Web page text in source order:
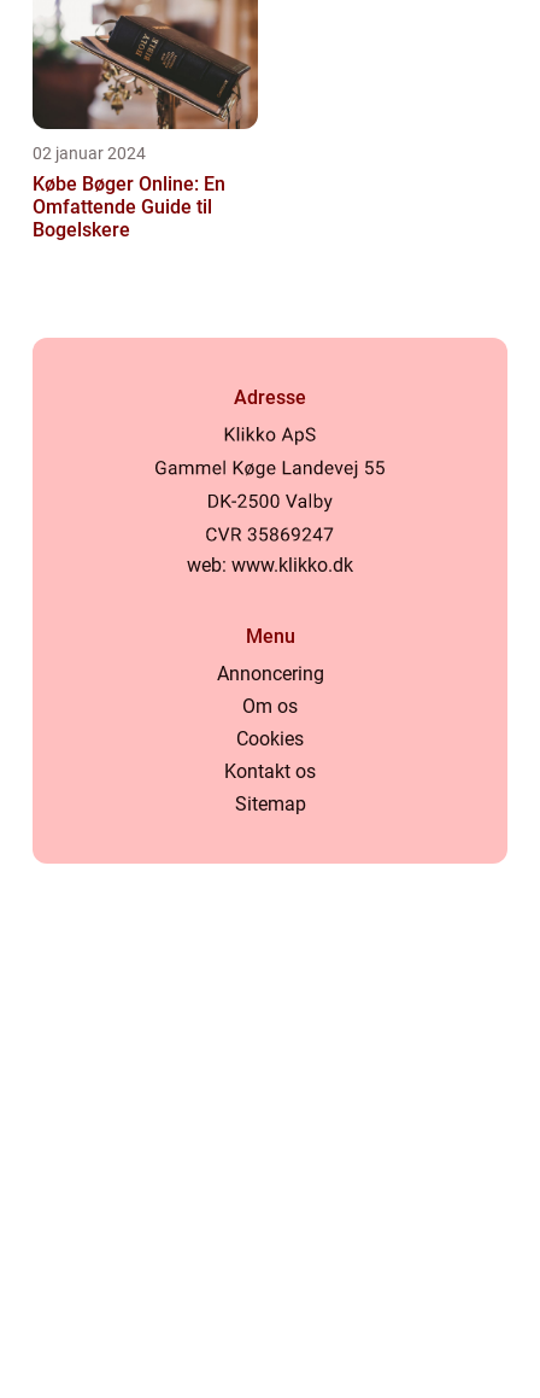
02 januar 2024
Købe Bøger Online: En
Omfattende Guide til
Bogelskere
Adresse
web: www.klikko.dk
Menu
Annoncering
Om os
Cookies
Kontakt os
Sitemap